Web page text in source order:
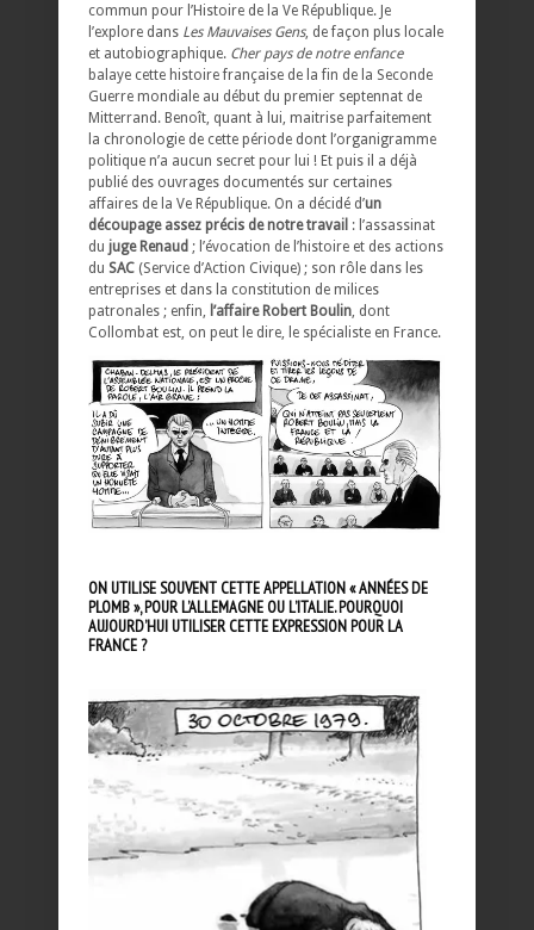
commun pour l’Histoire de la Ve République. Je
l’explore dans Les Mauvaises Gens, de façon plus locale
et autobiographique. Cher pays de notre enfance
balaye cette histoire française de la fin de la Seconde
Guerre mondiale au début du premier septennat de
Mitterrand. Benoît, quant à lui, maitrise parfaitement
la chronologie de cette période dont l’organigramme
politique n’a aucun secret pour lui ! Et puis il a déjà
publié des ouvrages documentés sur certaines
affaires de la Ve République. On a décidé d’un
découpage assez précis de notre travail : l’assassinat
du juge Renaud ; l’évocation de l’histoire et des actions
du SAC (Service d’Action Civique) ; son rôle dans les
entreprises et dans la constitution de milices
patronales ; enfin,
l’affaire Robert Boulin , dont
Collombat est, on peut le dire, le spécialiste en France.
ON UTILISE SOUVENT CETTE APPELLATION « ANNÉES DE
PLOMB », POUR L’ALLEMAGNE OU L’ITALIE. POURQUOI
AUJOURD’HUI UTILISER CETTE EXPRESSION POUR LA
FRANCE ?